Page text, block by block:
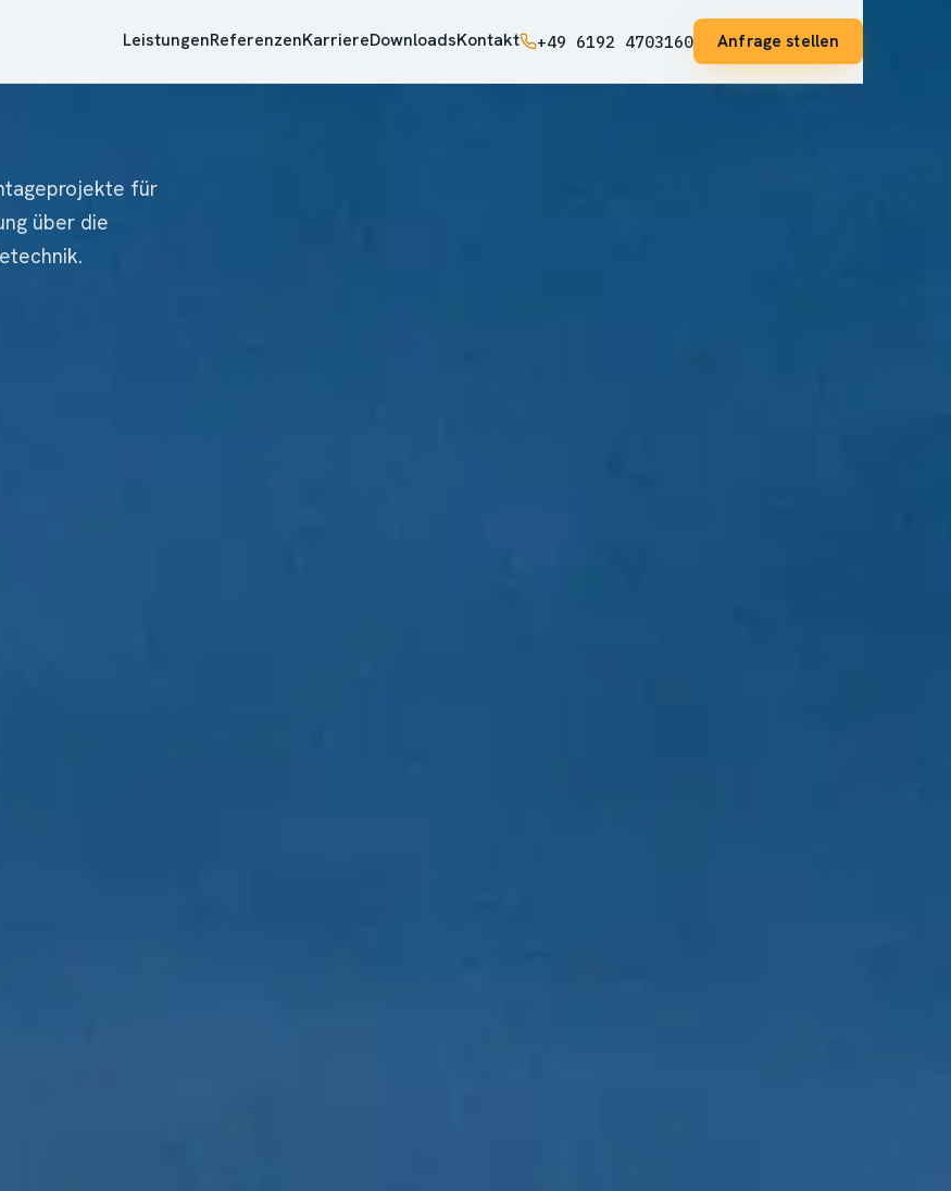
LeistungenReferenzenKarriereDownloadsKontakt +49 6192 4703160 Anfrage stellen
für
über die